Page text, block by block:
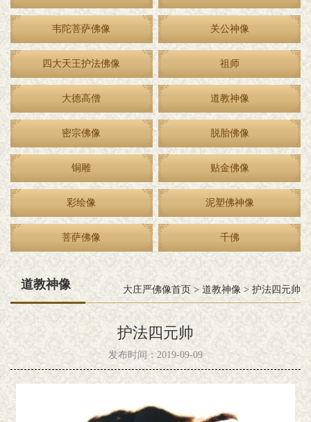
韦陀菩萨佛像 关公神像
四大天王护法佛像 祖师
大德高僧 道教神像
密宗佛像 脱胎佛像
铜雕 贴金佛像
彩绘像 泥塑佛神像
菩萨佛像 千佛
道教神像 大庄严佛像首页 > 道教神像 > 护法四元帅
护法四元帅
发布时间：2019-09-09